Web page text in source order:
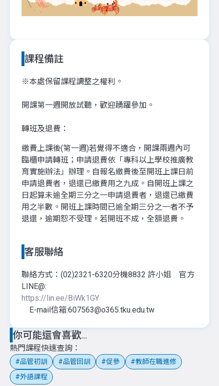
課程備註
※本處保留課程調整之權利。
開課第一週開放試聽，歡迎踴躍參加。
轉班及退費：
繳費上課後(第一週)若覺得不適合，開課兩週內可
臨櫃申請轉班；申請退費依「專科以上學校推廣教
育實施辦法」辦理。自報名繳費後至開班上課日前
申請退費者，退還已繳費用之九成。自開班上課之
日起算未逾全期三分之一申請退費者，退還已繳費
用之半數。開班上課時間已逾全期三分之一者不予
退還，逾期恕不受理。若開班不成，全額退費。
客服聯絡
聯絡方式：(02)2321-6320分機8832 許小姐 官方
LINE@:
https://lin.ee/BiWk1GY
E-mail信箱:607563@o365.tku.edu.tw
你可能還會喜歡...
熱門課程快速查詢
品管初訓 品管回訓 促參
教師在職進修
外語課程